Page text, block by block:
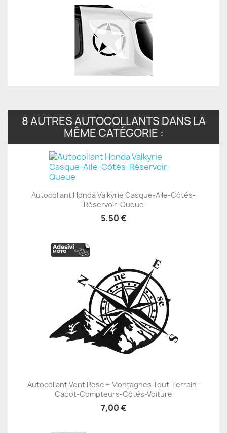
8 AUTRES AUTOCOLLANTS DANS LA
MÊME CATÉGORIE :
Autocollant Honda Valkyrie Casque-Aile-Côtés-
Réservoir-Queue
5,50 €
Autocollant Vent Rose + Montagnes Tout-Terrain-
Capot-Compteurs-Côtés-Voiture
7,00 €